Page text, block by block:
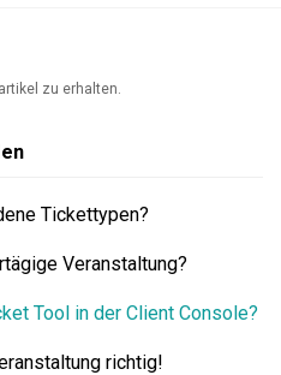
zu erhalten.
Tickettypen?
Veranstaltung?
Tool in der Client Console?
richtig!